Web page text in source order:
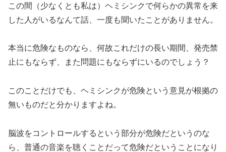
この間（少なくとも私は）ヘミシンクで何らかの異常を来
した人がいるなんて話、一度も聞いたことがありません。
本当に危険なものなら、何故これだけの長い期間、発売禁
止にもならず、また問題にもならずにいるのでしょう？
このことだけでも、ヘミシンクが危険という意見が根拠の
無いものだと分かりますよね。
脳波をコントロールするという部分が危険だというのな
ら、普通の音楽を聴くことだって危険だということになり